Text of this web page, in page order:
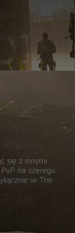
się z innymi
na szeregu
w The